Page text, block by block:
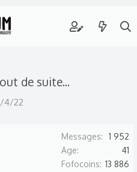
de suite...
4/22
Messages
1 952
Age
41
Fofocoins 13 886